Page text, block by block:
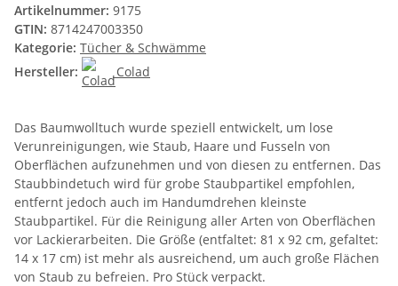
Artikelnummer: 9175
GTIN: 8714247003350
Kategorie: Tücher & Schwämme
Hersteller:
Colad
Das Baumwolltuch wurde speziell entwickelt, um lose
Verunreinigungen, wie Staub, Haare und Fusseln von
Oberflächen aufzunehmen und von diesen zu entfernen. Das
Staubbindetuch wird für grobe Staubpartikel empfohlen,
entfernt jedoch auch im Handumdrehen kleinste
Staubpartikel. Für die Reinigung aller Arten von Oberflächen
vor Lackierarbeiten. Die Größe (entfaltet: 81 x 92 cm, gefaltet:
14 x 17 cm) ist mehr als ausreichend, um auch große Flächen
von Staub zu befreien. Pro Stück verpackt.